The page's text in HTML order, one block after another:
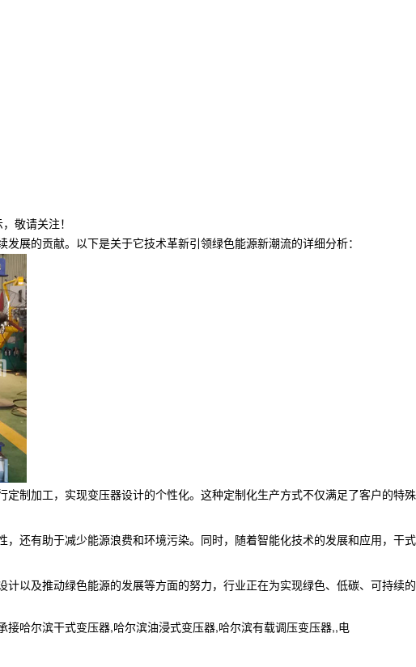
敬请关注！
展的贡献。以下是关于它技术革新引领绿色能源新潮流的详细分析：
制加工，实现变压器设计的个性化。这种定制化生产方式不仅满足了客户的特殊
还有助于减少能源浪费和环境污染。同时，随着智能化技术的发展和应用，干式
以及推动绿色能源的发展等方面的努力，行业正在为实现绿色、低碳、可持续的
哈尔滨干式变压器,哈尔滨油浸式变压器,哈尔滨有载调压变压器,,电